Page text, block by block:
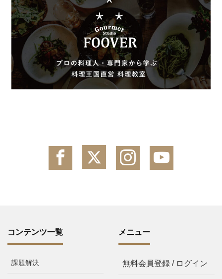
コンテンツ一覧
課題解決
メニュー
無料会員登録 / ログイン